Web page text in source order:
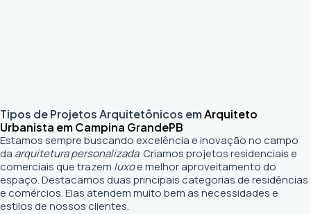
Tipos de Projetos Arquitetônicos emArquiteto
Urbanista em Campina GrandePB
Estamos sempre buscando excelência e inovação no campo
da arquitetura personalizada. Criamos projetos residenciais e
comerciais que trazem luxoe melhor aproveitamento do
espaço. Destacamos duas principais categorias de residências
e comércios. Elas atendem muito bem as necessidades e
estilos de nossos clientes.